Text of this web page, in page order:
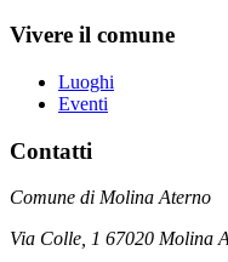
Vivere il comune
Luoghi
Eventi
Contatti
Comune di Molina Aterno
Via Colle, 1 67020 Molina